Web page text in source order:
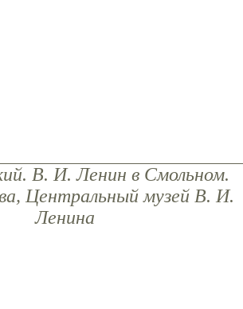
В. И. Ленин в Смольном.
Центральный музей В. И.
Ленина